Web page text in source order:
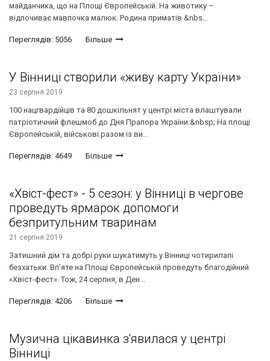
майданчика, що на Площі Європейській. На животику –
відпочиває мавпочка малюк. Родина приматів &nbs...
Переглядів: 5056 Більше
У Вінниці створили «живу карту України»
23 серпня 2019
100 нацгвардійців та 80 дошкільнят у центрі міста влаштували
патріотичний флешмоб до Дня Прапора України.&nbsp; На площі
Європейській, військові разом із ви...
Переглядів: 4649 Більше
«Хвіст-фест» - 5 сезон: у Вінниці в чергове
проведуть ярмарок допомоги
безпритульним тваринам
21 серпня 2019
Затишний дім та добрі руки шукатимуть у Вінниці чотирилапі
безхатьки. Вп’яте на Площі Європейській проведуть благодійний
«Хвіст-фест». Тож, 24 серпня, в Ден...
Переглядів: 4206 Більше
Музична цікавинка з'явилася у центрі
Вінниці